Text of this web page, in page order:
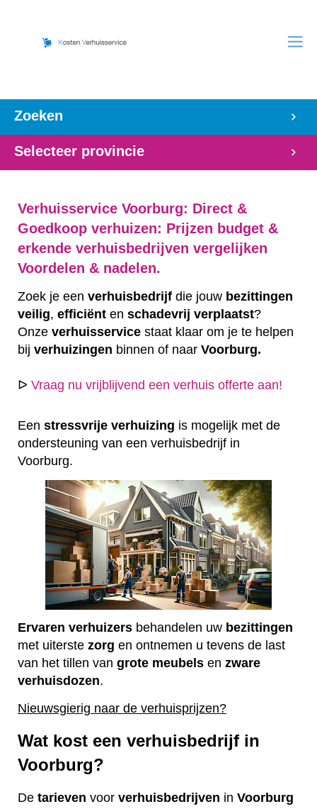
Zoeken
Selecteer provincie
Verhuisservice Voorburg: Direct &
Goedkoop verhuizen: Prijzen budget &
erkende verhuisbedrijven vergelijken
Voordelen & nadelen.
Zoek je een verhuisbedrijf die jouw bezittingen
veilig, efficiënt en schadevrij verplaatst?
Onze verhuisservice staat klaar om je te helpen
bij verhuizingen binnen of naar Voorburg.
ᐅ Vraag nu vrijblijvend een verhuis offerte aan!
Een stressvrije verhuizing is mogelijk met de
ondersteuning van een verhuisbedrijf in
Voorburg.
Ervaren verhuizers behandelen uw bezittingen
met uiterste zorg en ontnemen u tevens de last
van het tillen van grote meubels en zware
verhuisdozen.
Nieuwsgierig naar de verhuisprijzen?
Wat kost een verhuisbedrijf in
Voorburg?
De tarieven voor verhuisbedrijven in Voorburg